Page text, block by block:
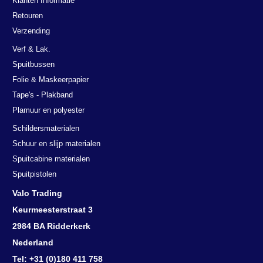
Retouren
Verzending
Verf & Lak.
Spuitbussen
Folie & Maskeerpapier
Tape's - Plakband
Plamuur en polyester
Schildersmaterialen
Schuur en slijp materialen
Spuitcabine materialen
Spuitpistolen
Valo Trading
Keurmeesterstraat 3
2984 BA Ridderkerk
Nederland
Tel: +31 (0)180 411 758